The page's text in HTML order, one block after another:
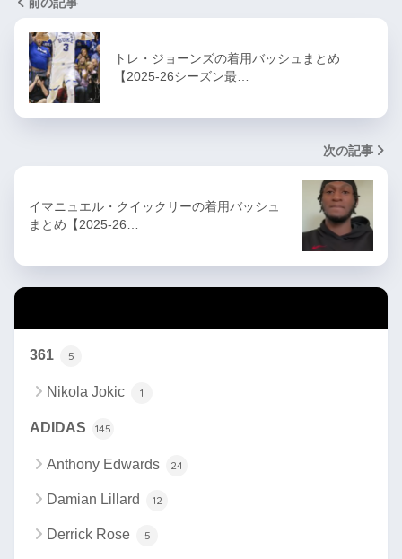
トレ・ジョーンズの着用バッシュまとめ
【2025-26シーズン最…
次の記事
イマニュエル・クイックリーの着用バッシュ
まとめ【2025-26…
361 5
Nikola Jokic 1
ADIDAS 145
Anthony Edwards 24
Damian Lillard 12
Derrick Rose 5